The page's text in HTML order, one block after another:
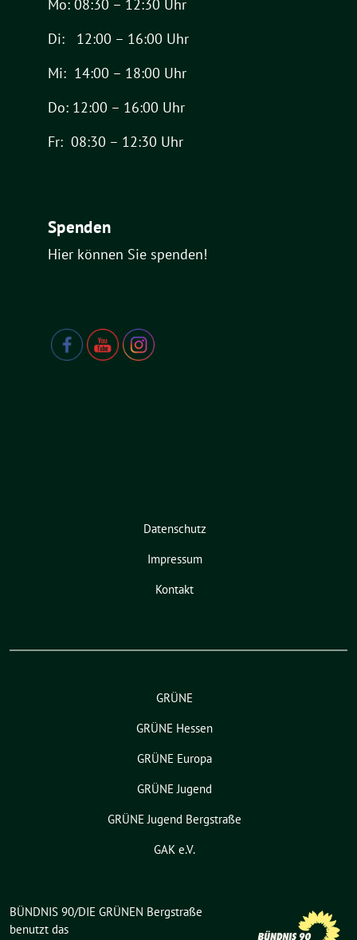
Mo: 08:30 – 12:30 Uhr
Di: 12:00 – 16:00 Uhr
Mi: 14:00 – 18:00 Uhr
Do: 12:00 – 16:00 Uhr
Fr: 08:30 – 12:30 Uhr
Spenden
Hier können Sie spenden!
Datenschutz
Impressum
Kontakt
GRÜNE
GRÜNE Hessen
GRÜNE Europa
GRÜNE Jugend
GRÜNE Jugend Bergstraße
GAK e.V.
BÜNDNIS 90/DIE GRÜNEN Bergstraße
benutzt das